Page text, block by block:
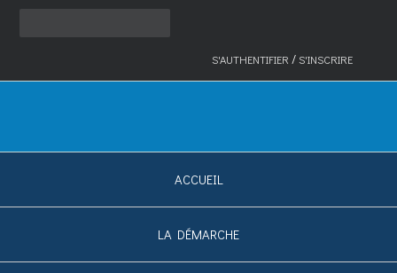
S'AUTHENTIFIER /S'INSCRIRE
ACCUEIL
LA DÉMARCHE